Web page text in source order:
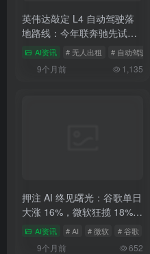
英伟达敲定 L4 自动驾驶落
地路线：今年联奔驰先试
水，2027 年 10 万辆无人出
租上路
AI资讯 # 无人出租 # 自动驾驶
9个月前 1,135
押注 AI 终见曙光：谷歌单日
大涨 16%，微软狂揽 18%，
科技巨头的 “苦熬与爆发”
AI资讯 # AI # 微软 # 谷歌
9个月前 652